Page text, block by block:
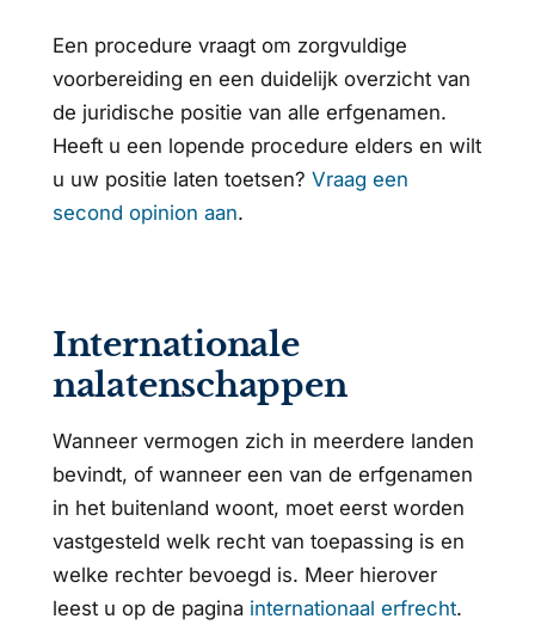
Een procedure vraagt om zorgvuldige
voorbereiding en een duidelijk overzicht van
de juridische positie van alle erfgenamen.
Heeft u een lopende procedure elders en wilt
u uw positie laten toetsen? Vraag een
second opinion aan.
Internationale
nalatenschappen
Wanneer vermogen zich in meerdere landen
bevindt, of wanneer een van de erfgenamen
in het buitenland woont, moet eerst worden
vastgesteld welk recht van toepassing is en
welke rechter bevoegd is. Meer hierover
leest u op de pagina internationaal erfrecht.